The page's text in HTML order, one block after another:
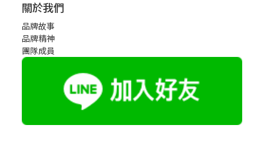
關於我們
品牌故事
品牌精神
團隊成員